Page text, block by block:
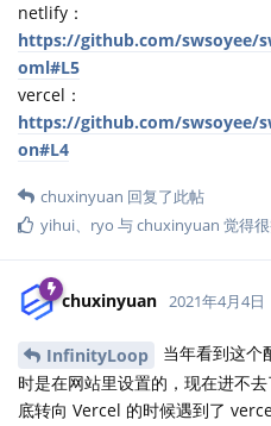
netlify：
https://github.com/swsoyee/
oml#L5
vercel：
https://github.com/swsoyee/
on#L4
chuxinyuan 回复了此帖
yihui、 ryo 与chuxinyuan 觉得
chuxinyuan 2021年4月4日
InfinityLoop
当年看到这个
时是在网站里设置的，现在进不
底转向 Vercel 的时候遇到了